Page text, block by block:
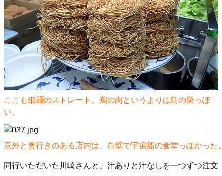
ここも細麺のストレート。鶏の肉というよりは鳥の巣っぽ
い。
意外と奥行きのある店内は、白壁で宇宙船の食堂っぽかった
同行いただいた川崎さんと、汁ありと汁なしを一つずつ注文